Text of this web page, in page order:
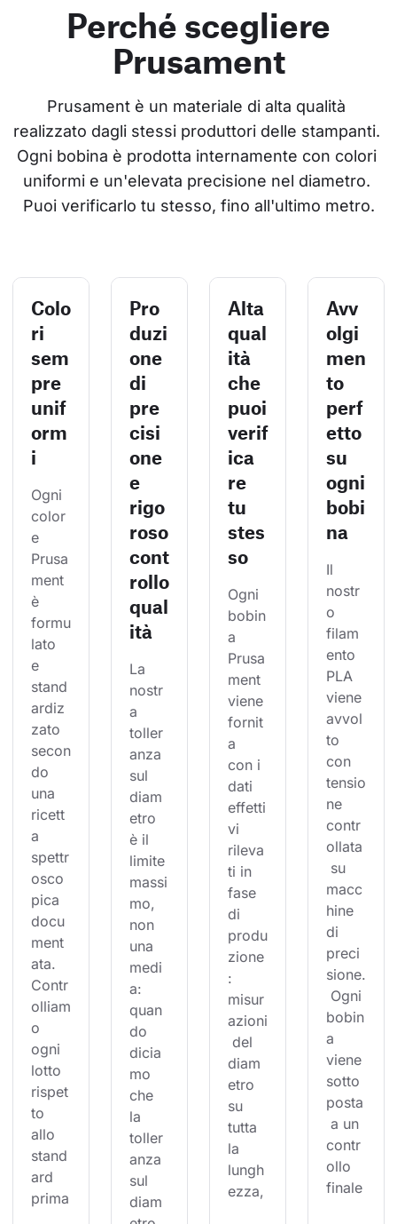
Perché scegliere
Prusament
Prusament è un materiale di alta qualità
realizzato dagli stessi produttori delle stampanti.
Ogni bobina è prodotta internamente con colori
uniformi e un'elevata precisione nel diametro.
Puoi verificarlo tu stesso, fino all'ultimo metro.
Colo
ri
sem
pre
unif
orm
i
Ogni
color
e
Prusa
ment
è
formu
lato
e
stand
ardiz
zato
secon
do
una
ricett
a
spettr
osco
pica
docu
ment
ata.
Contr
olliam
o
ogni
lotto
rispet
to
allo
stand
ard
prima
Pro
duzi
one
di
pre
cisi
one
e
rigo
roso
cont
rollo
qual
ità
La
nostr
a
toller
anza
sul
diam
etro
è il
limite
massi
mo,
non
una
medi
a:
quan
do
dicia
mo
che
la
toller
anza
sul
diam
Alta
qual
ità
che
puoi
verif
ica
re
tu
stes
so
Ogni
bobin
a
Prusa
ment
viene
fornit
a
con i
dati
effetti
vi
rileva
ti in
fase
di
produ
zione
:
misur
azioni
del
diam
etro
su
tutta
la
lungh
ezza,
Avv
olgi
men
to
perf
etto
su
ogni
bobi
na
Il
nostr
o
filam
ento
PLA
viene
avvol
to
con
tensio
ne
contr
ollata
su
macc
hine
di
preci
sione.
Ogni
bobin
a
viene
sotto
posta
a un
contr
ollo
finale